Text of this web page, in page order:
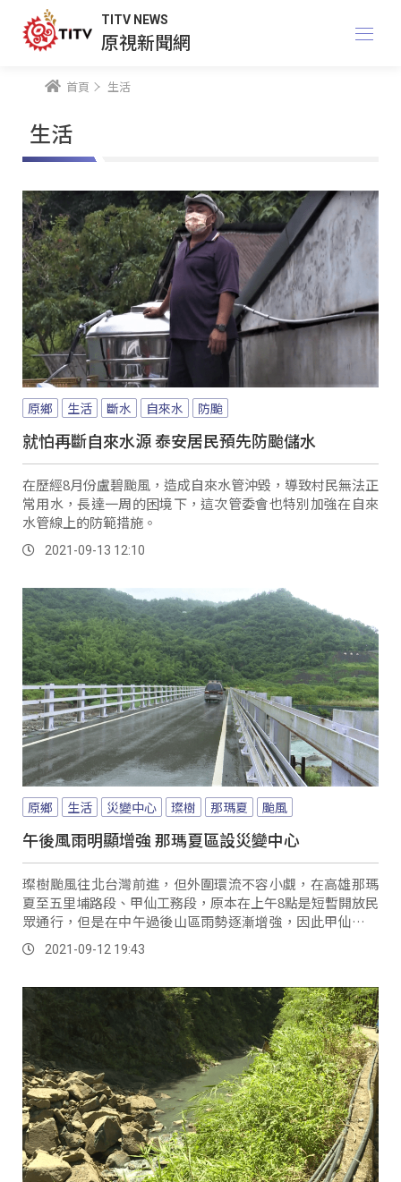
TITV NEWS
原視新聞網
首頁 生活
生活
原鄉 生活 斷水 自來水 防颱
就怕再斷自來水源 泰安居民預先防颱儲水
在歷經8月份盧碧颱風，造成自來水管沖毀，導致村民無法正
常用水，長達一周的困境下，這次管委會也特別加強在自來
水管線上的防範措施。
2021-09-13 12:10
原鄉 生活 災變中心 璨樹 那瑪夏 颱風
午後風雨明顯增強 那瑪夏區設災變中心
璨樹颱風往北台灣前進，但外圍環流不容小覷，在高雄那瑪
夏至五里埔路段、甲仙工務段，原本在上午8點是短暫開放民
眾通行，但是在中午過後山區雨勢逐漸增強，因此甲仙工務
段預計，最晚會在晚間10點來進行道路的預警性封閉，如果
雨勢增強，不排除來提早封閉道路，確保用路人安全。
2021-09-12 19:43